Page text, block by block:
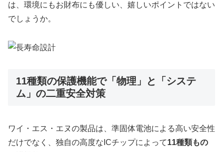
は、環境にもお財布にも優しい、嬉しいポイントではない
でしょうか。
11種類の保護機能で「物理」と「システ
ム」の二重安全対策
ワイ・エス・エヌの製品は、準固体電池による高い安全性
だけでなく、独自の高度なICチップによって11種類もの